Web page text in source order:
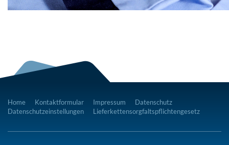
Home Kontaktformular Impressum
Datenschutz
Datenschutzeinstellungen
Lieferkettensorgfaltspflichtengesetz